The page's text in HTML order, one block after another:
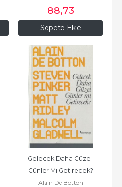
Sepete Ekle
88,73
Gelecek Daha Güzel
Günler Mi Getirecek?
Alain De Botton